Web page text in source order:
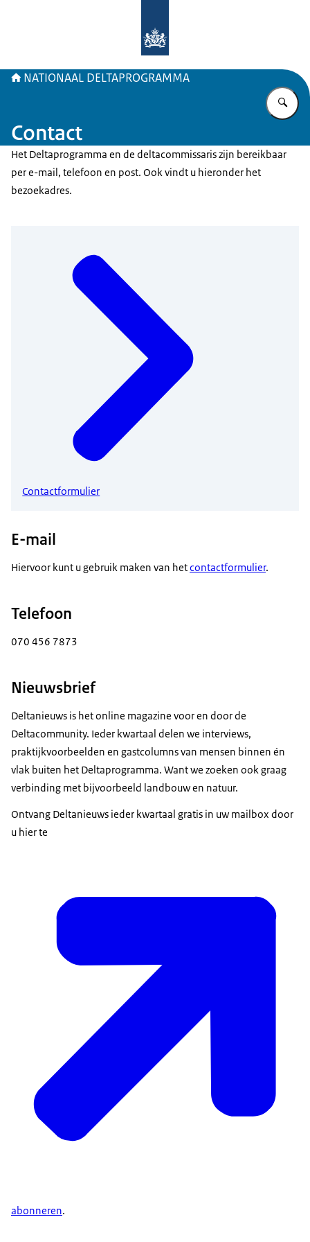
NATIONAAL DELTAPROGRAMMA
Contact
Het Deltaprogramma en de deltacommissaris zijn bereikbaar
per e-mail, telefoon en post. Ook vindt u hieronder het
bezoekadres.
Contactformulier
E-mail
Hiervoor kunt u gebruik maken van hetcontactformulier.
Telefoon
070 456 7873
Nieuwsbrief
Deltanieuws is het online magazine voor en door de
Deltacommunity. Ieder kwartaal delen we interviews,
praktijkvoorbeelden en gastcolumns van mensen binnen én
vlak buiten het Deltaprogramma. Want we zoeken ook graag
verbinding met bijvoorbeeld landbouw en natuur.
Ontvang Deltanieuws ieder kwartaal gratis in uw mailbox door
u hier te
abonneren.